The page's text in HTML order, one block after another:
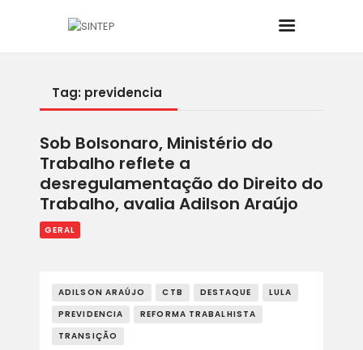
INÍCIO
O SINDICATO
JURÍDICO
CONVÊNIOS
Tag: previdencia
Sob Bolsonaro, Ministério do
Trabalho reflete a
desregulamentação do Direito do
Trabalho, avalia Adilson Araújo
GERAL
ADILSON ARAÚJO CTB DESTAQUE
LULA
PREVIDENCIA
REFORMA TRABALHISTA
TRANSIÇÃO